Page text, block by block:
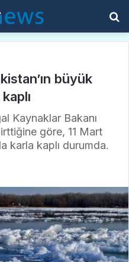
büyük
Kaynaklar Bakanı
göre, 11 Mart
karla kaplı durumda.